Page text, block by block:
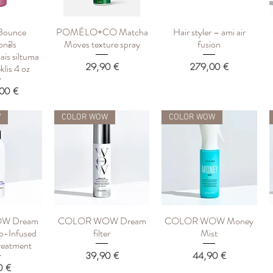
siltuma
4 oz
€
скидкой
Быстрый просмотр
POMÉLO+CO Matcha
Moves texture spray
Цена
29,90 €
Быстрый просмотр
Hair styler – ami air
fusion
Цена
279,00 €
Dream
Infused
€
Быстрый просмотр
COLOR WOW
COLOR WOW Dream
filter
Цена
39,90 €
Быстрый просмотр
COLOR WOW
COLOR WOW Money
Mist
Цена
44,90 €